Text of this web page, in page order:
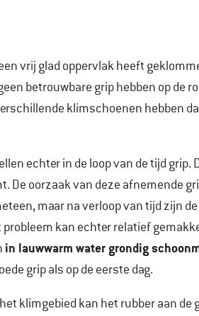
vrij glad oppervlak heeft
betrouwbare grip hebben op de
klimschoenen hebben
echter in de loop van de tijd
De oorzaak van deze afnemende
maar na verloop van tijd zijn
kan echter relatief
in lauwwarm water grondig
grip als op de eerste dag.
klimgebied kan het rubber aan de